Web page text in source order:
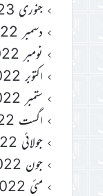
جنوری 2023
دسمبر 2022
نومبر 2022
اکتوبر 2022
ستمبر 2022
اگست 2022
جولائی 2022
جون 2022
مئی 2022